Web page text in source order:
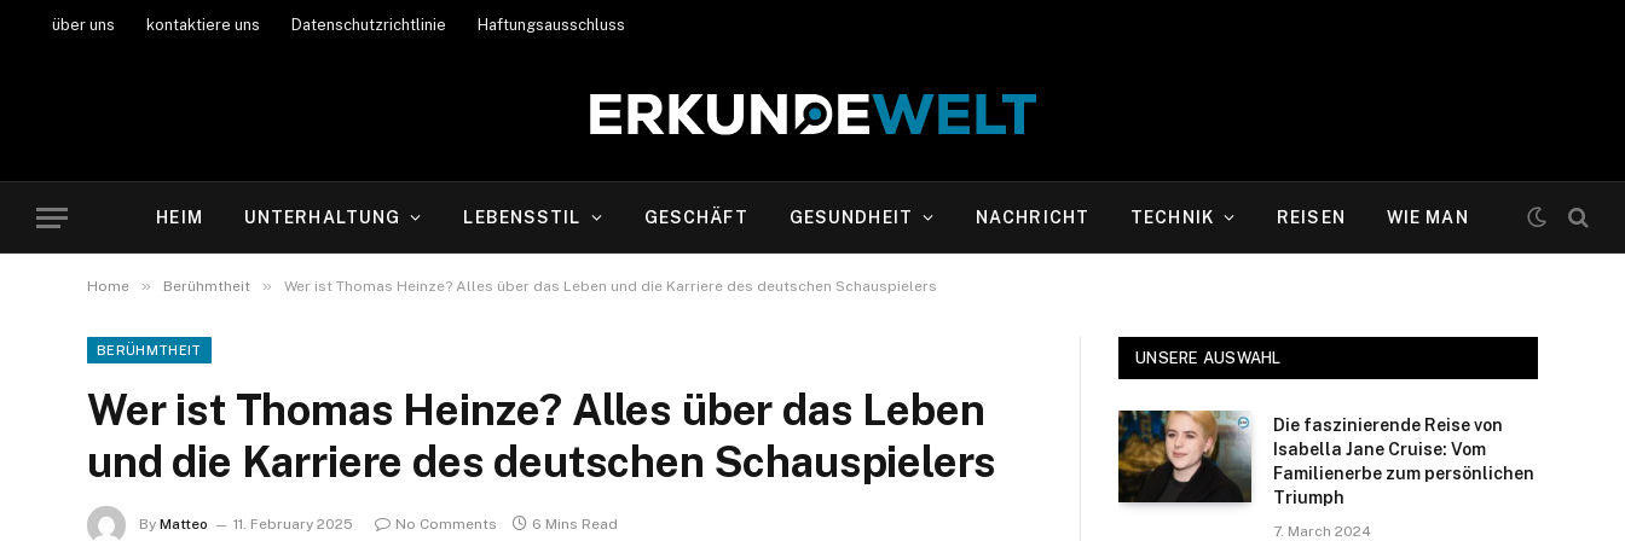
über uns kontaktiere uns Datenschutzrichtlinie Haftungsausschluss
HEIM UNTERHALTUNG LEBENSSTIL GESCHÄFT GESUNDHEIT NACHRICHT TECHNIK REISEN WIE MAN
Home » Berühmtheit » Wer ist Thomas Heinze? Alles über das Leben und die Karriere des deutschen Schauspielers
BERÜHMTHEIT
Wer ist Thomas Heinze? Alles über das Leben
und die Karriere des deutschen Schauspielers
By Matteo 11. February 2025 No Comments 6 Mins Read
UNSERE AUSWAHL
Die faszinierende Reise von
Isabella Jane Cruise: Vom
Familienerbe zum persönlichen
Triumph
7. March 2024